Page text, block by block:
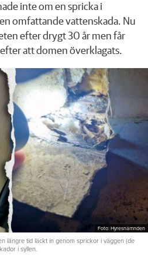
inte om en spricka i
omfattande vattenskada. Nu
efter drygt 30 år men får
att domen överklagats.
Foto: Hyresnämnden
längre tid läckt in genom sprickor i väggen (de
i syllen.